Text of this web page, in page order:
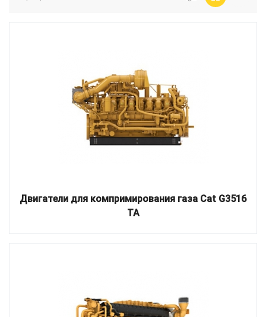
Двигатели для компримирования газа Cat G3516
TA